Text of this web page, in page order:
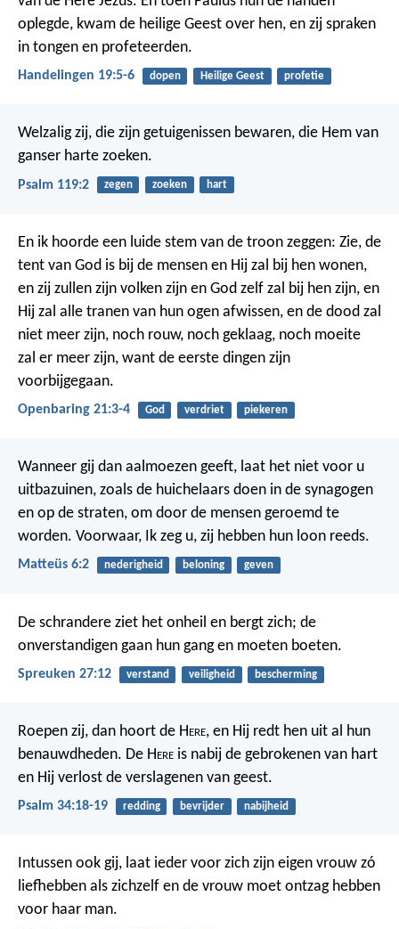
oplegde, kwam de heilige Geest over hen, en zij spraken
in tongen en profeteerden.
Handelingen 19:5-6 dopen Heilige Geest profetie
Welzalig zij, die zijn getuigenissen bewaren, die Hem van
ganser harte zoeken.
Psalm 119:2 zegen zoeken hart
En ik hoorde een luide stem van de troon zeggen: Zie, de
tent van God is bij de mensen en Hij zal bij hen wonen,
en zij zullen zijn volken zijn en God zelf zal bij hen zijn, en
Hij zal alle tranen van hun ogen afwissen, en de dood zal
niet meer zijn, noch rouw, noch geklaag, noch moeite
zal er meer zijn, want de eerste dingen zijn
voorbijgegaan.
Openbaring 21:3-4 God verdriet piekeren
Wanneer gij dan aalmoezen geeft, laat het niet voor u
uitbazuinen, zoals de huichelaars doen in de synagogen
en op de straten, om door de mensen geroemd te
worden. Voorwaar, Ik zeg u, zij hebben hun loon reeds.
Matteüs 6:2 nederigheid beloning geven
De schrandere ziet het onheil en bergt zich; de
onverstandigen gaan hun gang en moeten boeten.
Spreuken 27:12 verstand veiligheid bescherming
Roepen zij, dan hoort de Here, en Hij redt hen uit al hun
benauwdheden. De Here is nabij de gebrokenen van hart
en Hij verlost de verslagenen van geest.
Psalm 34:18-19 redding bevrijder nabijheid
Intussen ook gij, laat ieder voor zich zijn eigen vrouw zó
liefhebben als zichzelf en de vrouw moet ontzag hebben
voor haar man.